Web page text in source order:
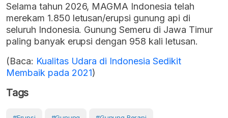
Selama tahun 2026, MAGMA Indonesia telah
merekam 1.850 letusan/erupsi gunung api di
seluruh Indonesia. Gunung Semeru di Jawa Timur
paling banyak erupsi dengan 958 kali letusan.
(Baca: Kualitas Udara di Indonesia Sedikit
Membaik pada 2021)
Tags